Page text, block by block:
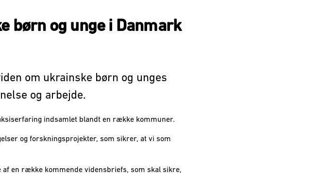
børn og unge i Danmark
om ukrainske børn og unges
og arbejde.
indsamlet blandt en række kommuner.
og forskningsprojekter, som sikrer, at vi som
en række kommende vidensbriefs, som skal sikre,